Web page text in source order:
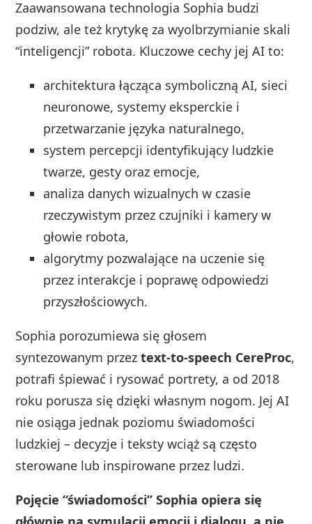
Zaawansowana technologia Sophia budzi
podziw, ale też krytykę za wyolbrzymianie skali
“inteligencji” robota. Kluczowe cechy jej AI to:
architektura łącząca symboliczną AI, sieci
neuronowe, systemy eksperckie i
przetwarzanie języka naturalnego,
system percepcji identyfikujący ludzkie
twarze, gesty oraz emocje,
analiza danych wizualnych w czasie
rzeczywistym przez czujniki i kamery w
głowie robota,
algorytmy pozwalające na uczenie się
przez interakcje i poprawę odpowiedzi
przyszłościowych.
Sophia porozumiewa się głosem
syntezowanym przeztext-to-speech CereProc,
potrafi śpiewać i rysować portrety, a od 2018
roku porusza się dzięki własnym nogom. Jej AI
nie osiąga jednak poziomu świadomości
ludzkiej – decyzje i teksty wciąż są często
sterowane lub inspirowane przez ludzi.
Pojęcie “świadomości” Sophia opiera się